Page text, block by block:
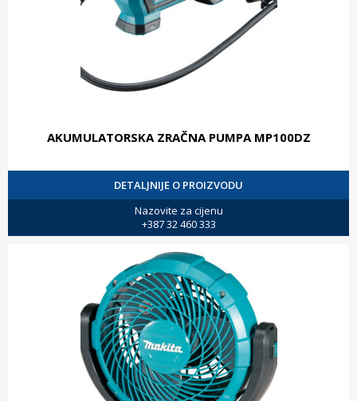
AKUMULATORSKA ZRAČNA PUMPA MP100DZ
DETALJNIJE O PROIZVODU
Nazovite za cijenu
+387 32 460 333